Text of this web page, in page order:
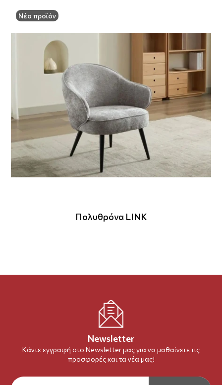
Νέο προϊόν
Πολυθρόνα LINK
Newsletter
Κάντε εγγραφή στο Newsletter μας για να μαθαίνετε τις
προσφορές και τα νέα μας!